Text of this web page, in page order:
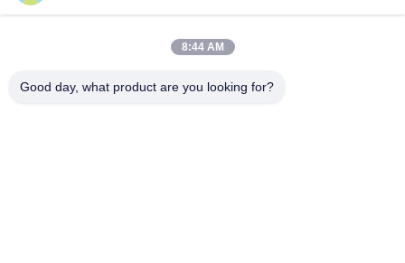
Εκδηλώσεις
8:44 AM
Good day, what product are you looking for?